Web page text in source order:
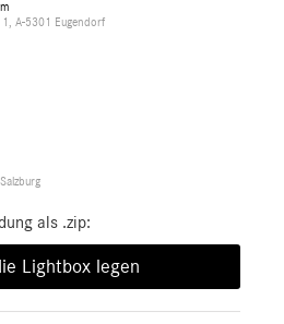
1, A-5301 Eugendorf
als .zip:
Lightbox legen